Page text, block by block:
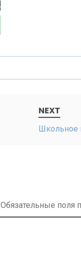
NEXT
Школьное
Обязательные поля